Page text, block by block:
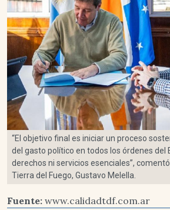
“El objetivo final es iniciar un proceso
del gasto político en todos los órdenes del
derechos ni servicios esenciales”,
Tierra del Fuego, Gustavo Melella.
Fuente: www.calidadtdf.com.ar